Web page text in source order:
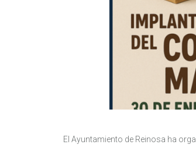
El Ayuntamiento de Reinosa ha